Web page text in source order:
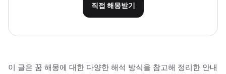
직접 해몽받기
이 글은 꿈 해몽에 대한 다양한 해석 방식을 참고해 정리한 안내